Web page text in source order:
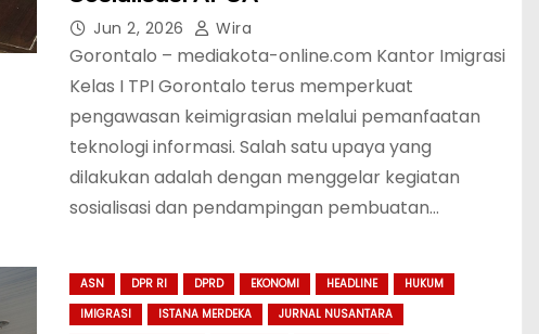
Jun 2, 2026 Wira
Gorontalo – mediakota-online.com Kantor Imigrasi
Kelas I TPI Gorontalo terus memperkuat
pengawasan keimigrasian melalui pemanfaatan
teknologi informasi. Salah satu upaya yang
dilakukan adalah dengan menggelar kegiatan
sosialisasi dan pendampingan pembuatan…
ASN DPR RI DPRD EKONOMI HEADLINE
HUKUM
IMIGRASI
ISTANA MERDEKA
JURNAL NUSANTARA